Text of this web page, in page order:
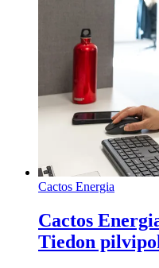
Cactos Energia
Cactos
Tiedon